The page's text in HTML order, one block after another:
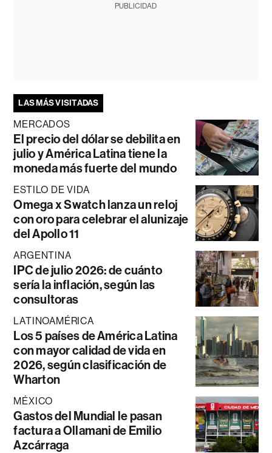
PUBLICIDAD
LAS MÁS VISITADAS
MERCADOS
El precio del dólar se debilita en
julio y América Latina tiene la
moneda más fuerte del mundo
ESTILO DE VIDA
Omega x Swatch lanza un reloj
con oro para celebrar el alunizaje
del Apollo 11
ARGENTINA
IPC de julio 2026: de cuánto
sería la inflación, según las
consultoras
LATINOAMÉRICA
Los 5 países de América Latina
con mayor calidad de vida en
2026, según clasificación de
Wharton
MÉXICO
Gastos del Mundial le pasan
factura a Ollamani de Emilio
Azcárraga